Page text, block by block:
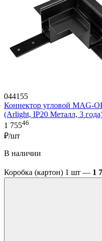
044155
Коннектор угловой MAG-
(Arlight, IP20 Металл, 3
1 75546
₽/шт
В наличии
Коробка (картон) 1 шт — 1